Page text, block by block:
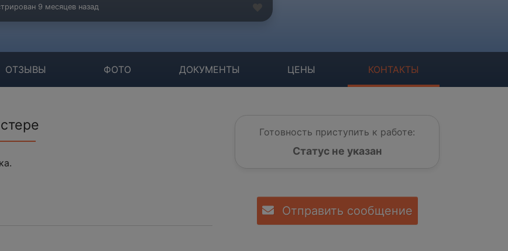
9 месяцев назад
ОТЗЫВЫ ФОТО ДОКУМЕНТЫ ЦЕНЫ КОНТАКТЫ
Готовность приступить к работе:
Статус не указан
Отправить сообщение